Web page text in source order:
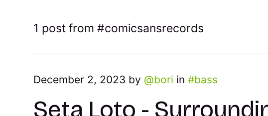
1 post from comicsansrecords
December 2, 2023 by bori in bass
Seta Loto -